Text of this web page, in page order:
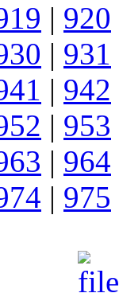
| 920
| 931
| 942
| 953
| 964
| 975